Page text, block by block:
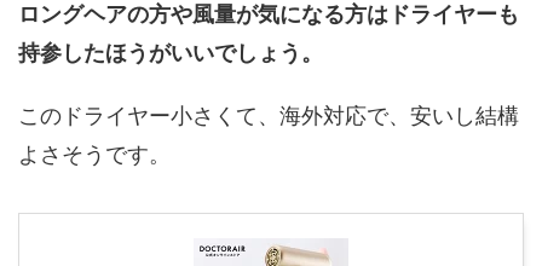
ロングヘアの方や風量が気になる方はドライヤーも
持参したほうがいいでしょう。
このドライヤー小さくて、海外対応で、安いし結構
よさそうです。